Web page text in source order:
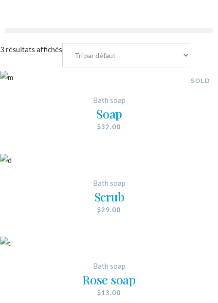
3 résultats affichés
SOLD
Bath soap
Soap
$32.00
Bath soap
Scrub
$29.00
Bath soap
Rose soap
$13.00